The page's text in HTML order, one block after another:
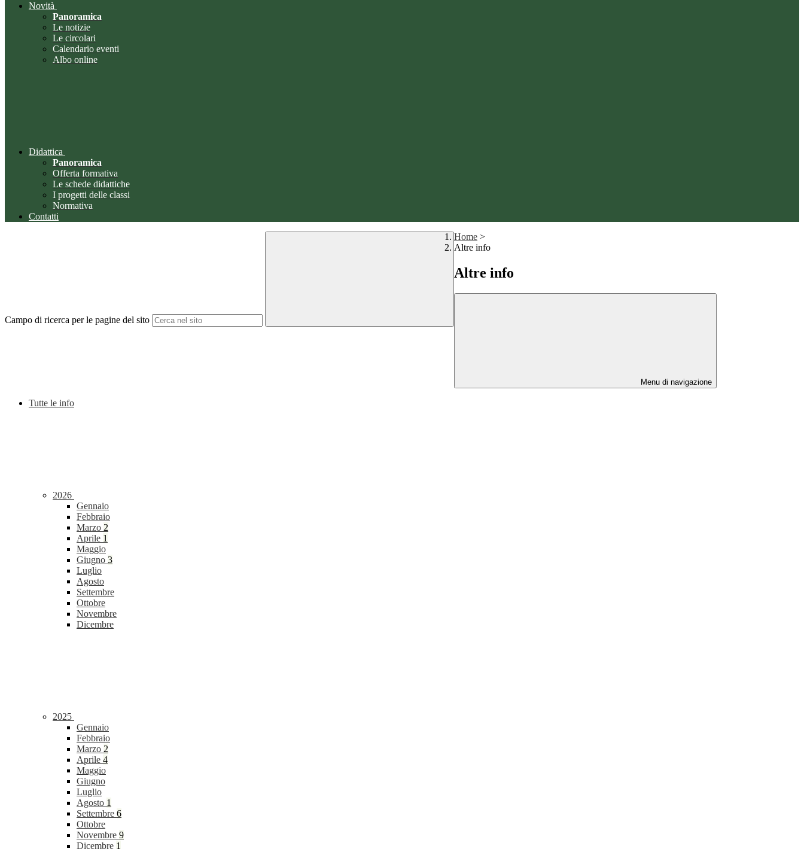
Novità
Panoramica
Le notizie
Le circolari
Calendario eventi
Albo online
Didattica
Panoramica
Offerta formativa
Le schede didattiche
I progetti delle classi
Normativa
Contatti
Campo di ricerca per le pagine del sito
Home >
Altre info
Altre info
Menu di navigazione
Tutte le info
2026
Gennaio
Febbraio
Marzo 2
Aprile 1
Maggio
Giugno 3
Luglio
Agosto
Settembre
Ottobre
Novembre
Dicembre
2025
Gennaio
Febbraio
Marzo 2
Aprile 4
Maggio
Giugno
Luglio
Agosto 1
Settembre 6
Ottobre
Novembre 9
Dicembre 1